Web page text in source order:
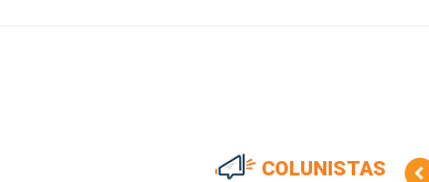
COLUNISTAS